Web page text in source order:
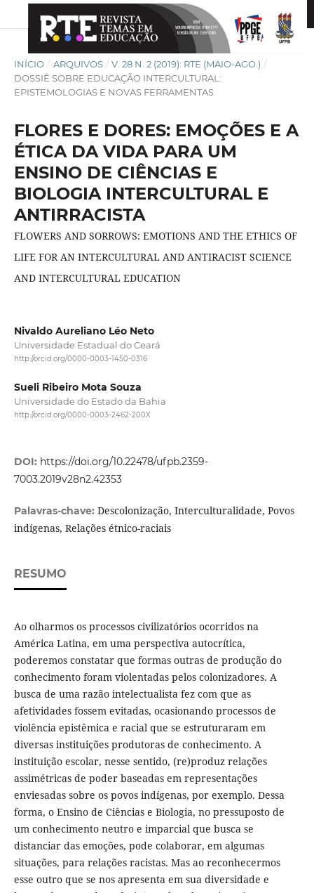
INÍCIO / ARQUIVOS / V. 28 N. 2 (2019): RTE (MAIO-AGO.) /
DOSSIÊ SOBRE EDUCAÇÃO INTERCULTURAL:
EPISTEMOLOGIAS E NOVAS FERRAMENTAS
FLORES E DORES: EMOÇÕES E A
ÉTICA DA VIDA PARA UM
ENSINO DE CIÊNCIAS E
BIOLOGIA INTERCULTURAL E
ANTIRRACISTA
FLOWERS AND SORROWS: EMOTIONS AND THE ETHICS OF
LIFE FOR AN INTERCULTURAL AND ANTIRACIST SCIENCE
AND INTERCULTURAL EDUCATION
Nivaldo Aureliano Léo Neto
Universidade Estadual do Ceará
http://orcid.org/0000-0003-1450-0316
Sueli Ribeiro Mota Souza
Universidade do Estado da Bahia
http://orcid.org/0000-0003-2462-200X
DOI: https://doi.org/10.22478/ufpb.2359-
7003.2019v28n2.42353
Palavras-chave: Descolonização, Interculturalidade, Povos
indígenas, Relações étnico-raciais
RESUMO
Ao olharmos os processos civilizatórios ocorridos na
América Latina, em uma perspectiva autocrítica,
poderemos constatar que formas outras de produção do
conhecimento foram violentadas pelos colonizadores. A
busca de uma razão intelectualista fez com que as
afetividades fossem evitadas, ocasionando processos de
violência epistêmica e racial que se estruturaram em
diversas instituições produtoras de conhecimento. A
instituição escolar, nesse sentido, (re)produz relações
assimétricas de poder baseadas em representações
enviesadas sobre os povos indígenas, por exemplo. Dessa
forma, o Ensino de Ciências e Biologia, no pressuposto de
um conhecimento neutro e imparcial que busca se
distanciar das emoções, pode colaborar, em algumas
situações, para relações racistas. Mas ao reconhecermos
esse outro que se nos apresenta em sua diversidade e